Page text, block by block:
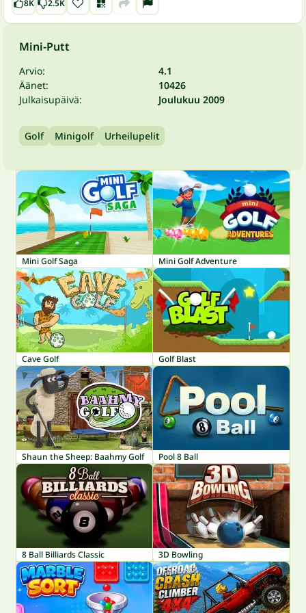
8K 2.5K
Mini-Putt
Arvio:
4.1
Äänet:
10426
Julkaisupäivä:
Joulukuu 2009
Golf Minigolf Urheilupelit
Mini Golf Saga Mini Golf Adventure
Cave Golf Golf Blast
Shaun the Sheep: Baahmy Golf Pool 8 Ball
8 Ball Billiards Classic 3D Bowling